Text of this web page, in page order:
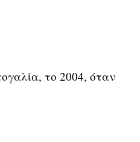
το 2004, όταν